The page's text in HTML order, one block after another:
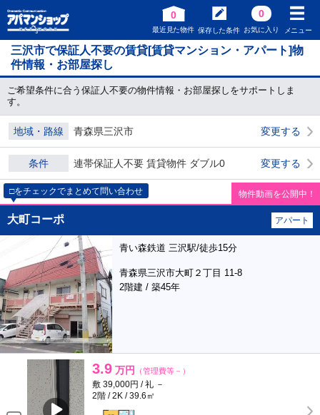
0
最近見た物件 保存した条件
0
お気に入り メニュー
三沢市で保証人不要の賃貸[賃貸マンション・アパート]物
件情報・お部屋探し
ご希望条件に合う保証人不要の物件情報・お部屋探しをサポートしま
す。
地域・路線 青森県三沢市 変更する
条件 連帯保証人不要 賃貸物件 ダブル0 変更する
□をチェックでまとめて問い合わせ 物件動画を公開中！
大町コーポ アパート
青い森鉄道 三沢駅/徒歩15分
青森県三沢市大町２丁目 11-8
2階建 / 築45年
3.9 万円 （管理費等－）
敷 39,000円 / 礼 －
2階 / 2K / 39.6㎡